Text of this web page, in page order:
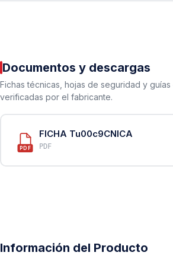
Documentos y descargas
Fichas técnicas, hojas de seguridad y guías
verificadas por el fabricante.
PDF
FICHA Tu00c9CNICA
PDF
Información del Producto